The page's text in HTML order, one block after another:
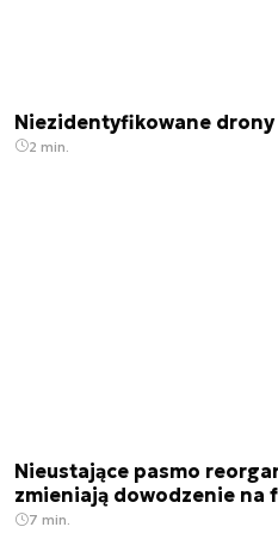
Niezidentyfikowane drony
2 min.
Nieustające pasmo
zmieniają dowodzenie na
7 min.